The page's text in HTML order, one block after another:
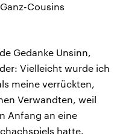
Cousins
Gedanke Unsinn,
Vielleicht wurde ich
meine verrückten,
Verwandten, weil
Anfang an eine
hatte.